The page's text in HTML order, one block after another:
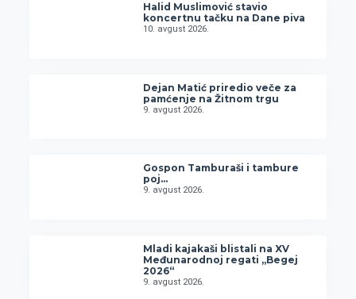
Halid Muslimović stavio
koncertnu tačku na Dane piva
10. avgust 2026.
Dejan Matić priredio veče za
pamćenje na Žitnom trgu
9. avgust 2026.
Gospon Tamburaši i tambure
poj…
9. avgust 2026.
Mladi kajakaši blistali na XV
Međunarodnoj regati „Begej
2026“
9. avgust 2026.